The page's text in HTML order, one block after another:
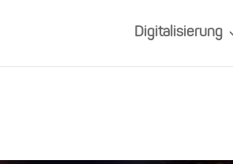
Digitalisierung